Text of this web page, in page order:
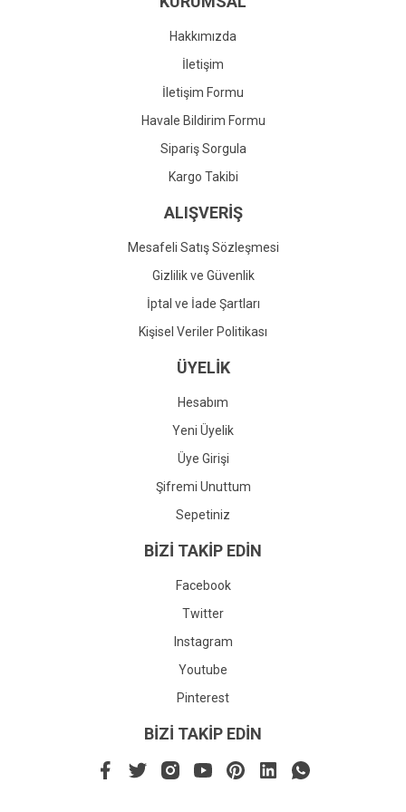
Gönder
Hakkımızda
İletişim
İletişim Formu
Havale Bildirim Formu
Sipariş Sorgula
Kargo Takibi
ALIŞVERİŞ
Mesafeli Satış Sözleşmesi
Gizlilik ve Güvenlik
İptal ve İade Şartları
Kişisel Veriler Politikası
ÜYELİK
Hesabım
Yeni Üyelik
Üye Girişi
Şifremi Unuttum
Sepetiniz
BİZİ TAKİP EDİN
Facebook
Twitter
Instagram
Youtube
Pinterest
BİZİ TAKİP EDİN